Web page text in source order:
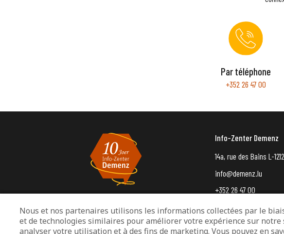
Par téléphone
+352 26 47 00
Info-Zenter Demenz
14a, rue des Bains L-
info@demenz.lu
+352 26 47 00
Mentions légales
Nous et nos partenaires utilisons les informations collectées par le
et de technologies similaires pour améliorer votre expérience sur notre
analyser votre utilisation et à des fins de marketing. Vous pouvez en